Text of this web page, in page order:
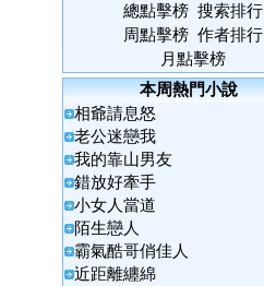
總點擊榜 搜索排行
周點擊榜 作者排行
月點擊榜
本周熱門小說
相爺請息怒
老公迷戀我
我的靠山男友
錯放好牽手
小女人當道
陌生戀人
霸氣酷哥俏佳人
近距離纏綿